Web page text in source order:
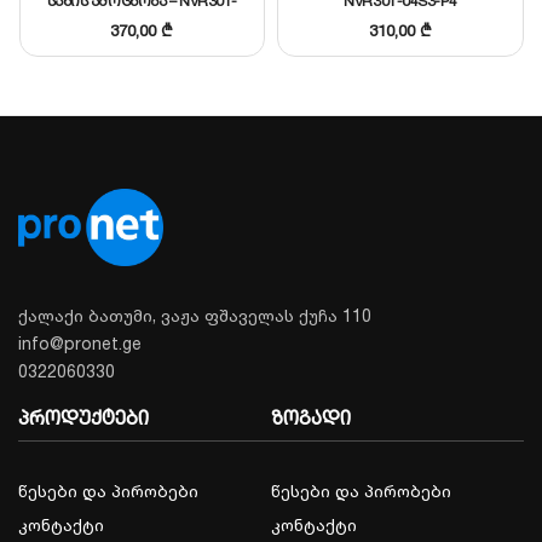
მოცულობით.
დეტალური მონაცემების გახსნა
მსგავსის შერჩევა
370,00₾ 310,00₾
ქალაქი ბათუმი, ვაჟა ფშაველას ქუჩა 110
info@pronet.ge
0322060330
პროდუქტები
წესები და პირობები
კონტაქტი
ზოგადი
წესები და პირობები
კონტაქტი